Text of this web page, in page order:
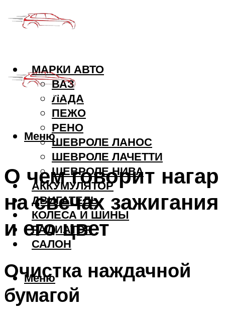
МАРКИ АВТО
ВАЗ
ЛАДА
ПЕЖО
РЕНО
ШЕВРОЛЕ ЛАНОС
ШЕВРОЛЕ ЛАЧЕТТИ
ШЕВРОЛЕ НИВА
АККУМУЛЯТОР
ДВИГАТЕЛЬ
КОЛЕСА И ШИНЫ
РАДИАТОР
САЛОН
Меню
Меню
О чем говорит нагар
на свечах зажигания
и его цвет
Очистка наждачной
бумагой